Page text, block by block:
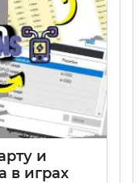
и
в играх